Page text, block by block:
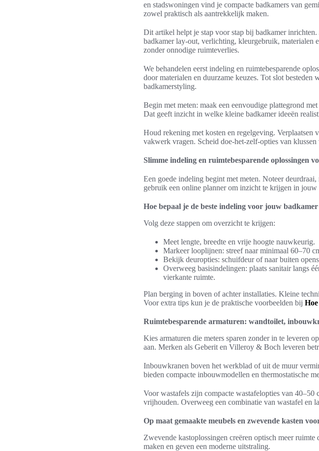
en stadswoningen vind je compacte badkamers van
zowel praktisch als aantrekkelijk maken.
Dit artikel helpt je stap voor stap bij badkamer
badkamer lay-out, verlichting, kleurgebruik, materialen
zonder onnodige ruimteverlies.
We behandelen eerst indeling en ruimtebesparende
door materialen en duurzame keuzes. Tot slot besteden
badkamerstyling.
Begin met meten: maak een eenvoudige plattegrond
Dat geeft inzicht in welke kleine badkamer ideeën
Houd rekening met kosten en regelgeving. Verplaatsen
vakwerk vragen. Scheid doe-het-zelf-opties van
Slimme indeling en ruimtebesparende oplossingen
Een goede indeling begint met meten. Noteer
gebruik een online planner om inzicht te krijgen in
Hoe bepaal je de beste indeling voor jouw badkamer
Volg deze stappen om overzicht te krijgen:
Meet lengte, breedte en vrije hoogte nauwkeurig.
Markeer looplijnen: streef naar minimaal 60–70
Bekijk deuropties: schuifdeur of naar buiten
Overweeg basisindelingen: plaats sanitair langs
vierkante ruimte.
Plan berging in boven of achter installaties. Kleine
Voor extra tips kun je de praktische voorbeelden bij
Ruimtebesparende armaturen: wandtoilet,
Kies armaturen die meters sparen zonder in te leveren
aan. Merken als Geberit en Villeroy & Boch leveren
Inbouwkranen boven het werkblad of uit de muur
bieden compacte inbouwmodellen en thermostatische
Voor wastafels zijn compacte wastafelopties van
vrijhouden. Overweeg een combinatie van wastafel en
Op maat gemaakte meubels en zwevende kasten
Zwevende kastoplossingen creëren optisch meer
maken en geven een moderne uitstraling.